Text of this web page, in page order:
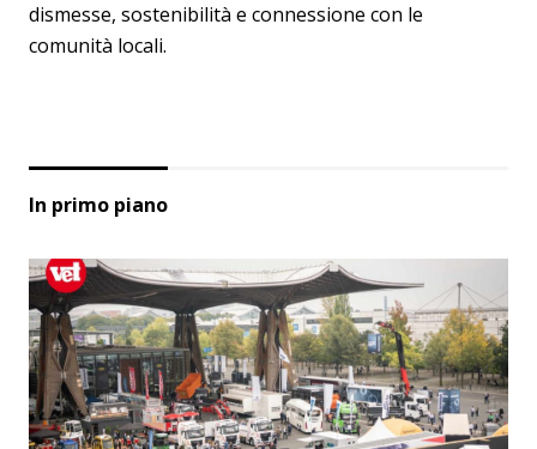
dismesse, sostenibilità e connessione con le
comunità locali.
In primo piano